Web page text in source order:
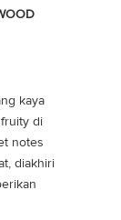
kaya
di
notes
diakhiri